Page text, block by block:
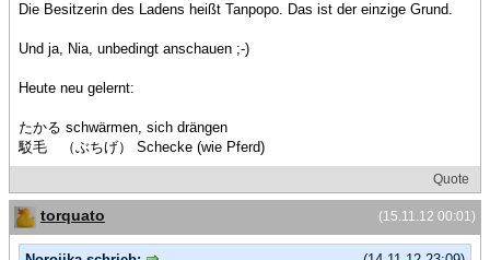
Die Besitzerin des Ladens heißt Tanpopo. Das ist der einzige Grund.
Und ja, Nia, unbedingt anschauen ;-)
Heute neu gelernt:
たかる schwärmen, sich drängen
駁毛 （ぶちげ） Schecke (wie Pferd)
Quote
(15.11.12 00:01)
torquato